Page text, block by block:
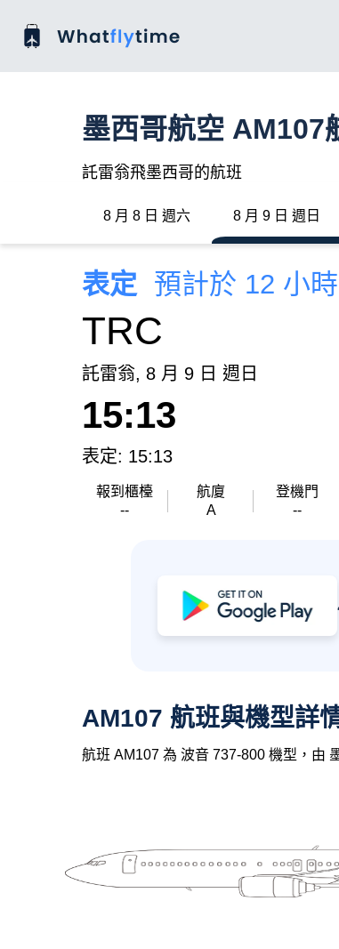
墨西哥航空 AM107
託雷翁飛墨西哥的航班
8 月 8 日 週六 8 月 9 日 週日
表定 預計於 12 小
TRC
託雷翁, 8 月 9 日 週日
15:13
表定: 15:13
報到櫃檯
--
航廈
A
登機門
--
AM107 航班與機型詳
航班 AM107 為 波音 737-800 機型，由